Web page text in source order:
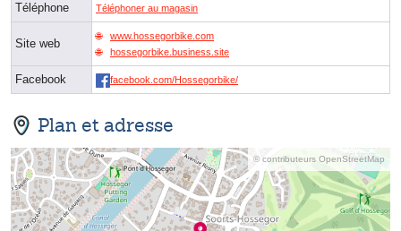
Téléphone Téléphoner au magasin
Site web
www.hossegorbike.com
hossegorbike.business.site
Facebook facebook.com/Hossegorbike/
Plan et adresse
© contributeurs OpenStreetMap